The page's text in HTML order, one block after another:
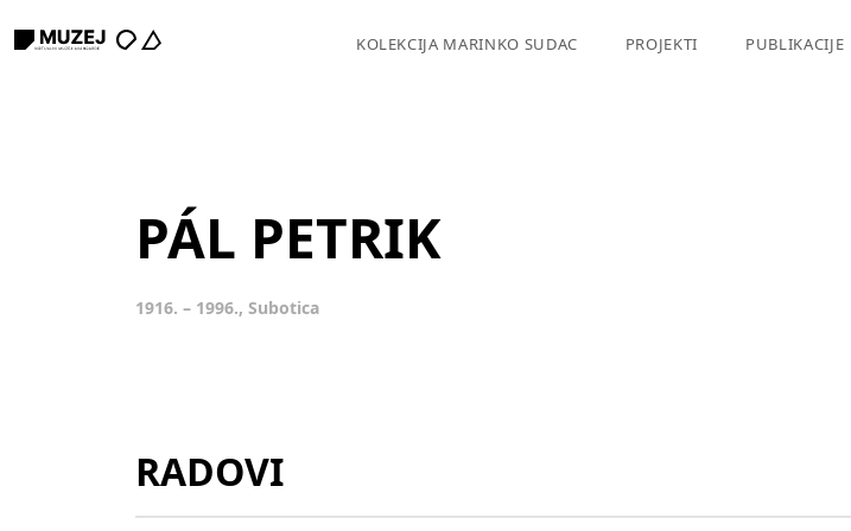
KOLEKCIJA MARINKO SUDAC PROJEKTI PUBLIKACIJE
PÁL PETRIK
1916. – 1996., Subotica
RADOVI